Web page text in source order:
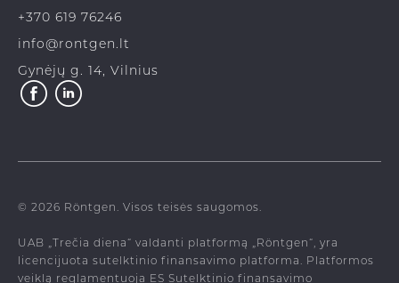
+370 619 76246
info@rontgen.lt
Gynėjų g. 14, Vilnius
© 2026 Röntgen. Visos teisės saugomos.
UAB „Trečia diena“ valdanti platformą „Röntgen“, yra
licencijuota sutelktinio finansavimo platforma. Platformos
veiklą reglamentuoja ES Sutelktinio finansavimo